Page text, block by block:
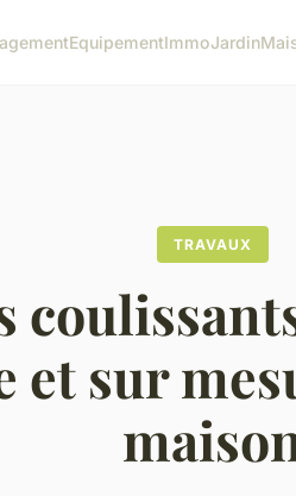
EquipementImmoJardin
TRAVAUX
et sur